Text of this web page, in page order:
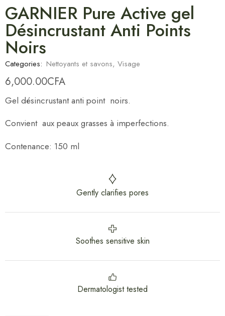
GARNIER Pure Active gel
Désincrustant Anti Points
Noirs
Categories: Nettoyants et savons, Visage
6,000.00CFA
Gel désincrustant anti point noirs.
Convient aux peaux grasses à imperfections.
Contenance: 150 ml
Gently clarifies pores
Soothes sensitive skin
Dermatologist tested